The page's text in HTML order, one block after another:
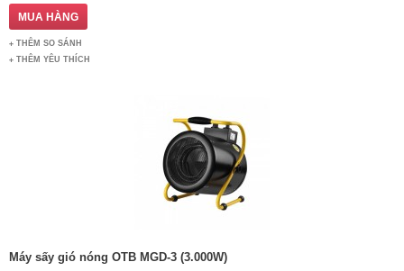
THÊM SO SÁNH
THÊM YÊU THÍCH
Máy sấy gió nóng OTB MGD-3 (3.000W)